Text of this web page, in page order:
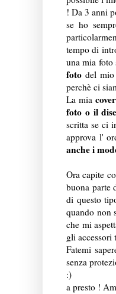
! Da 3 anni
se ho
tempo di
una mia foto
foto del
perchè ci
La mia
foto o il
scritta se ci
approva l'
anche i
Ora capite
buona parte
di questo
quando non
che mi
gli accessori
Fatemi
senza
:)
a presto !